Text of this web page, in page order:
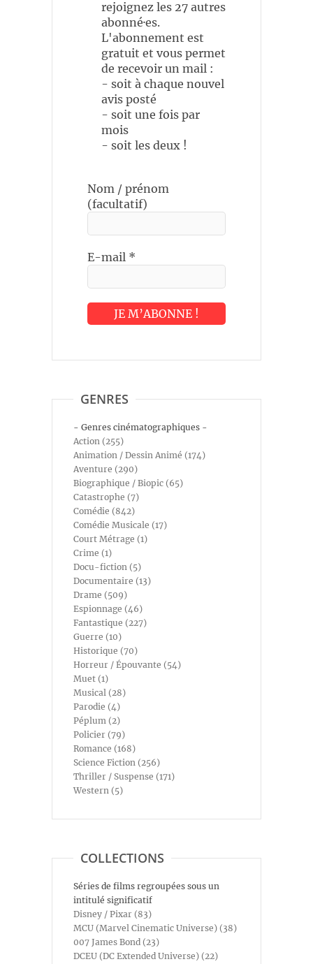
rejoignez les 27 autres
abonné·es.
L'abonnement est
gratuit et vous permet
de recevoir un mail :
- soit à chaque nouvel
avis posté
- soit une fois par
mois
- soit les deux !
Nom / prénom
(facultatif)
E-mail *
GENRES
- Genres cinématographiques -
Action (255)
Animation / Dessin Animé (174)
Aventure (290)
Biographique / Biopic (65)
Catastrophe (7)
Comédie (842)
Comédie Musicale (17)
Court Métrage (1)
Crime (1)
Docu-fiction (5)
Documentaire (13)
Drame (509)
Espionnage (46)
Fantastique (227)
Guerre (10)
Historique (70)
Horreur / Épouvante (54)
Muet (1)
Musical (28)
Parodie (4)
Péplum (2)
Policier (79)
Romance (168)
Science Fiction (256)
Thriller / Suspense (171)
Western (5)
COLLECTIONS
Séries de films regroupées sous un
intitulé significatif
Disney / Pixar (83)
MCU (Marvel Cinematic Universe) (38)
007 James Bond (23)
DCEU (DC Extended Universe) (22)